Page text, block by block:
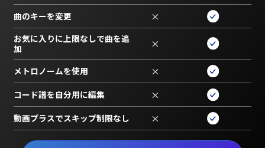
曲のキーを変更 ×
お気に入りに上限なしで曲を追
加
×
メトロノームを使用 ×
コード譜を自分用に編集 ×
動画プラスでスキップ制限なし ×